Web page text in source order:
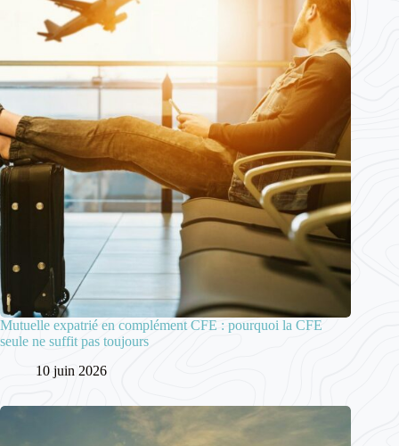
Mutuelle expatrié en complément CFE : pourquoi la CFE
seule ne suffit pas toujours
10 juin 2026